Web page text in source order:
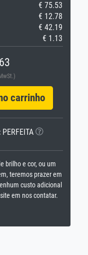
€ 75.53
€ 12.78
€ 42.19
€ 1.13
carrinho
PERFEITA
brilho e cor, ou um
teremos prazer em
custo adicional
em nos contatar.